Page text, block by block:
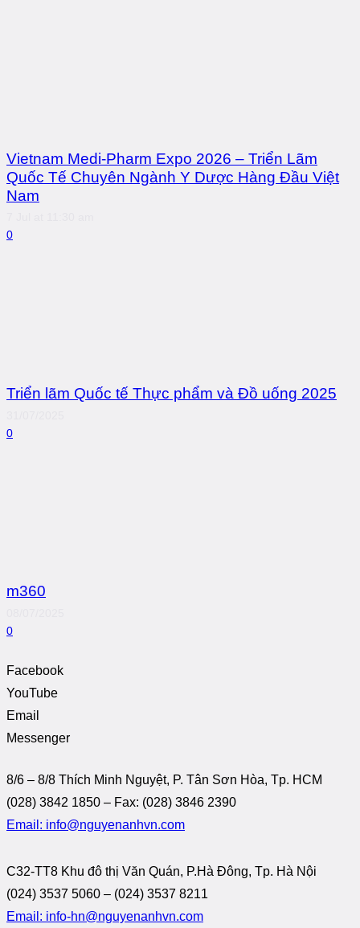
Vietnam Medi-Pharm Expo 2026 – Triển Lãm
Quốc Tế Chuyên Ngành Y Dược Hàng Đầu Việt
Nam
0
Triển lãm Quốc tế Thực phẩm và Đồ uống 2025
0
m360
0
Facebook
YouTube
Email
Messenger
8/6 – 8/8 Thích Minh Nguyệt, P. Tân Sơn Hòa, Tp. HCM
(028) 3842 1850 – Fax: (028) 3846 2390
Email: info@nguyenanhvn.com
C32-TT8 Khu đô thị Văn Quán, P.Hà Đông, Tp. Hà Nội
(024) 3537 5060 – (024) 3537 8211
Email: info-hn@nguyenanhvn.com